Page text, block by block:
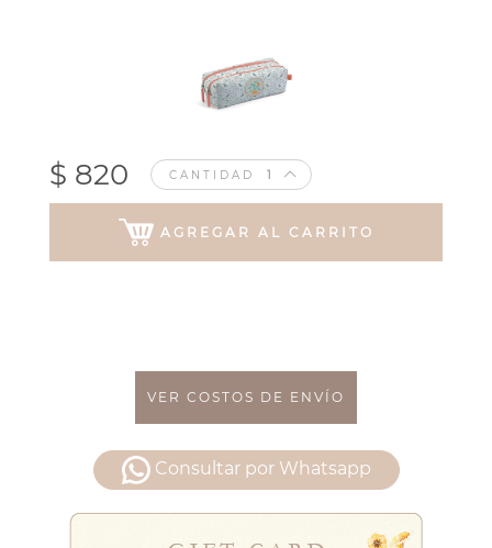
$ 820 CANTIDAD
AGREGAR AL CARRITO
VER COSTOS DE ENVÍO
Consultar por Whatsapp